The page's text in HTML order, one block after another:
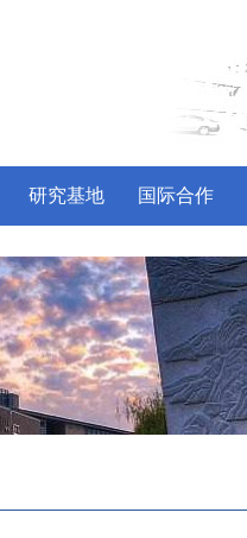
研究基地 国际合作